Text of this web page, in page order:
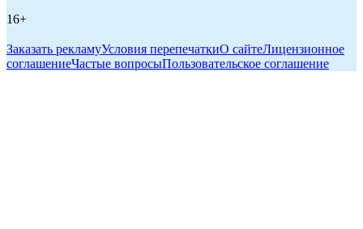
16+
Заказать рекламуУсловия перепечаткиО сайтеЛицензионное
соглашениеЧастые вопросыПользовательское соглашение